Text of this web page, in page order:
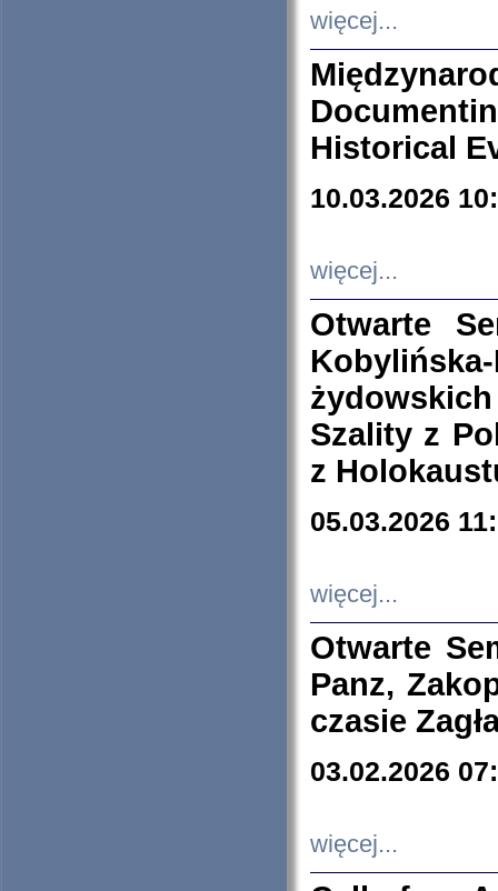
więcej...
Historical
10.03.2026
więcej...
Otwarte
Szality z
z
05.03.2026
więcej...
Otwarte
Panz,
czasie
03.02.2026
więcej...